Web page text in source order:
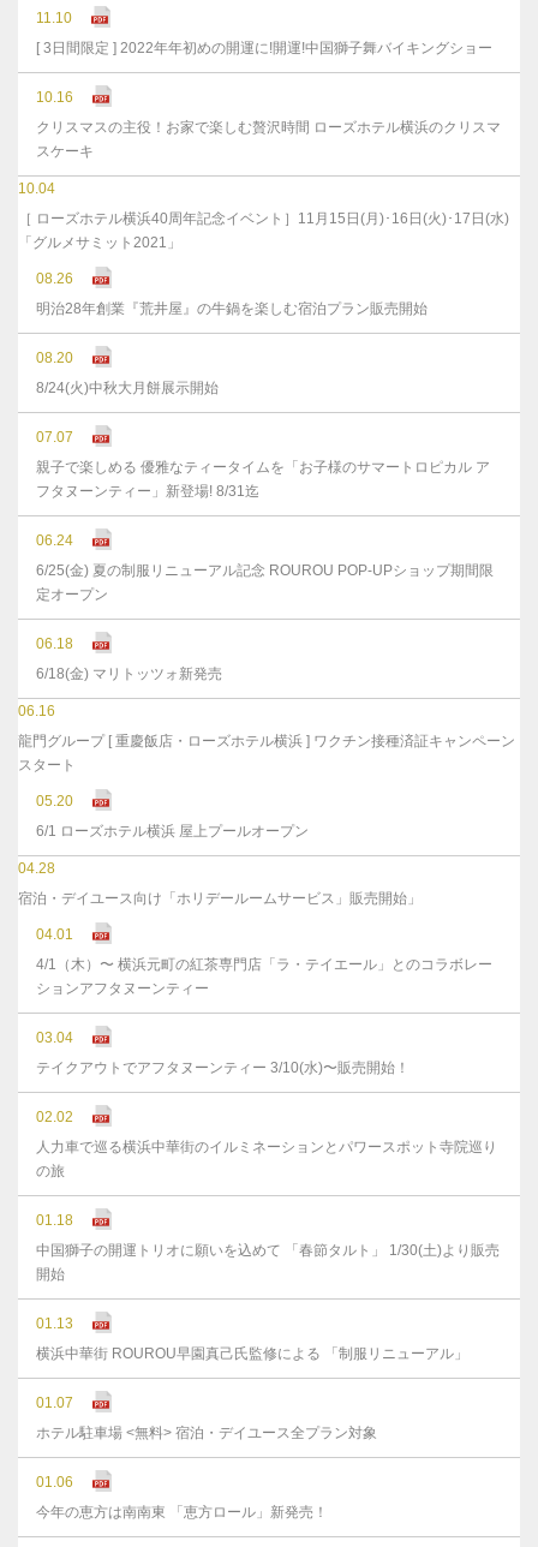
11.10
[ 3日間限定 ] 2022年年初めの開運に!開運!中国獅子舞バイキングショー
10.16
クリスマスの主役！お家で楽しむ贅沢時間 ローズホテル横浜のクリスマ
スケーキ
10.04
［ ローズホテル横浜40周年記念イベント］11月15日(月)･16日(火)･17日(水)
「グルメサミット2021」
08.26
明治28年創業『荒井屋』の牛鍋を楽しむ宿泊プラン販売開始
08.20
8/24(火)中秋大月餅展示開始
07.07
親子で楽しめる 優雅なティータイムを「お子様のサマートロピカル ア
フタヌーンティー」新登場! 8/31迄
06.24
6/25(金) 夏の制服リニューアル記念 ROUROU POP-UPショップ期間限
定オープン
06.18
6/18(金) マリトッツォ新発売
06.16
龍門グループ [ 重慶飯店・ローズホテル横浜 ] ワクチン接種済証キャンペーン
スタート
05.20
6/1 ローズホテル横浜 屋上プールオープン
04.28
宿泊・デイユース向け「ホリデールームサービス」販売開始」
04.01
4/1（木）〜 横浜元町の紅茶専門店「ラ・テイエール」とのコラボレー
ションアフタヌーンティー
03.04
テイクアウトでアフタヌーンティー 3/10(水)〜販売開始！
02.02
人力車で巡る横浜中華街のイルミネーションとパワースポット寺院巡り
の旅
01.18
中国獅子の開運トリオに願いを込めて 「春節タルト」 1/30(土)より販売
開始
01.13
横浜中華街 ROUROU早園真己氏監修による 「制服リニューアル」
01.07
ホテル駐車場 <無料> 宿泊・デイユース全プラン対象
01.06
今年の恵方は南南東 「恵方ロール」新発売！